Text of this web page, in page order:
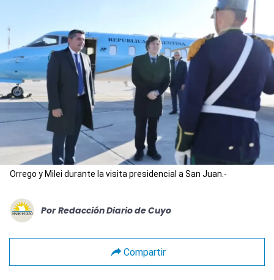
Orrego y Milei durante la visita presidencial a San Juan.-
Por Redacción Diario de Cuyo
Compartir